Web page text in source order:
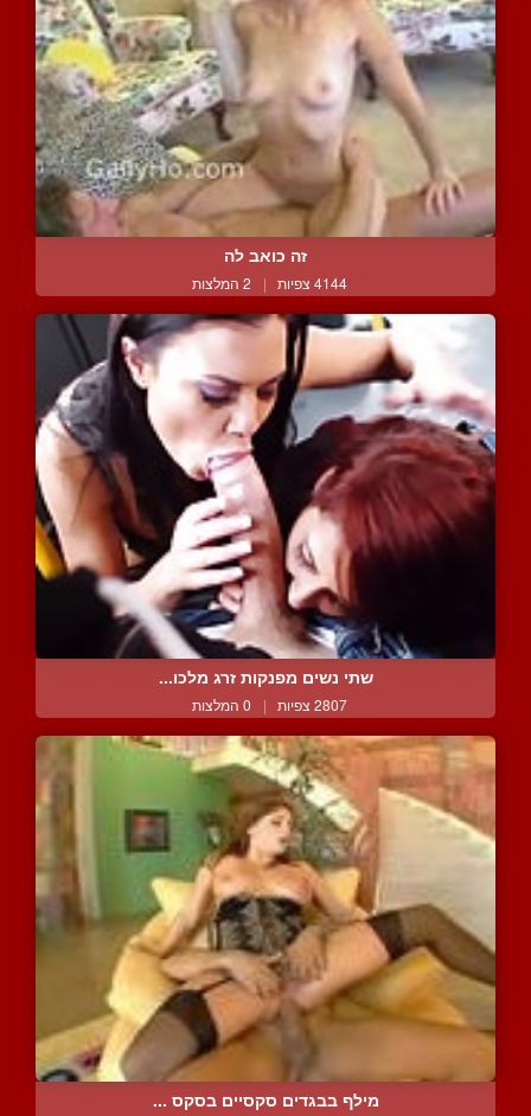
זה כואב לה
4144 צפיות | 2 המלצות
שתי נשים מפנקות זרג מלכו...
2807 צפיות | 0 המלצות
מילף בבגדים סקסיים בסקס ...